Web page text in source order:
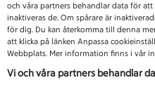
och våra partners behandlar data för
inaktiveras de. Om spårare är
för dig. Du kan återkomma till denna
att klicka på länken Anpassa
Webbplats. Mer information finns i vår
Vi och våra partners behandlar